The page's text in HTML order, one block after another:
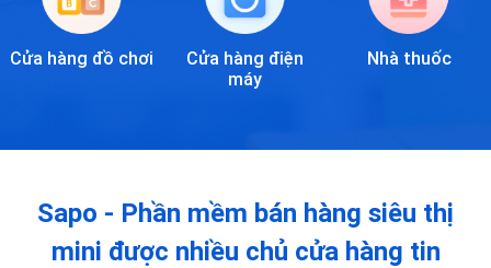
Cửa hàng đồ chơi
Cửa hàng điện
máy
Nhà thuốc
Sapo - Phần mềm bán hàng siêu thị
mini được nhiều chủ cửa hàng tin